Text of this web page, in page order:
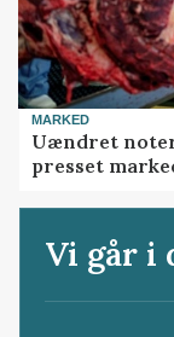
MARKED
Uændret
presset
Vi går i